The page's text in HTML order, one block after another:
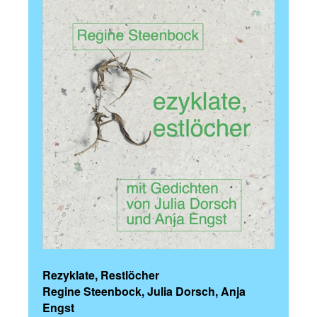
Rezyklate, Restlöcher
Regine Steenbock, Julia Dorsch, Anja
Engst